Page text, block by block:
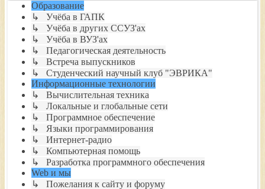
Образование
↳ Учёба в ГАПК
↳ Учёба в других ССУЗ'ах
↳ Учёба в ВУЗ'ах
↳ Педагогическая деятельность
↳ Встреча выпускников
↳ Студенческий научный клуб "ЭВРИКА"
Информационные технологии
↳ Вычислительная техника
↳ Локальные и глобальные сети
↳ Программное обеспечение
↳ Языки программирования
↳ Интернет-радио
↳ Компьютерная помощь
↳ Разработка программного обеспечения
Web и мы
↳ Пожелания к сайту и форуму